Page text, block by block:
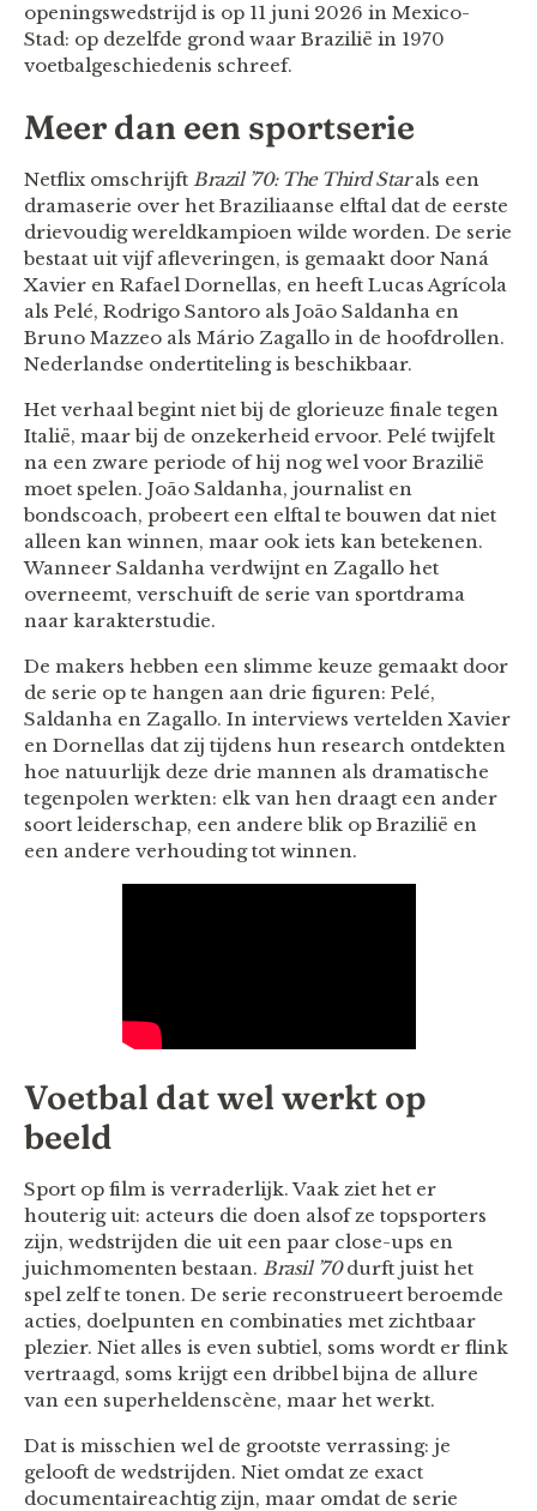
openingswedstrijd is op 11 juni 2026 in Mexico-
Stad: op dezelfde grond waar Brazilië in 1970
voetbalgeschiedenis schreef.
Meer dan een sportserie
Netflix omschrijft Brazil ’70: The Third Starals een
dramaserie over het Braziliaanse elftal dat de eerste
drievoudig wereldkampioen wilde worden. De serie
bestaat uit vijf afleveringen, is gemaakt door Naná
Xavier en Rafael Dornellas, en heeft Lucas Agrícola
als Pelé, Rodrigo Santoro als João Saldanha en
Bruno Mazzeo als Mário Zagallo in de hoofdrollen.
Nederlandse ondertiteling is beschikbaar.
Het verhaal begint niet bij de glorieuze finale tegen
Italië, maar bij de onzekerheid ervoor. Pelé twijfelt
na een zware periode of hij nog wel voor Brazilië
moet spelen. João Saldanha, journalist en
bondscoach, probeert een elftal te bouwen dat niet
alleen kan winnen, maar ook iets kan betekenen.
Wanneer Saldanha verdwijnt en Zagallo het
overneemt, verschuift de serie van sportdrama
naar karakterstudie.
De makers hebben een slimme keuze gemaakt door
de serie op te hangen aan drie figuren: Pelé,
Saldanha en Zagallo. In interviews vertelden Xavier
en Dornellas dat zij tijdens hun research ontdekten
hoe natuurlijk deze drie mannen als dramatische
tegenpolen werkten: elk van hen draagt een ander
soort leiderschap, een andere blik op Brazilië en
een andere verhouding tot winnen.
Voetbal dat wel werkt op
beeld
Sport op film is verraderlijk. Vaak ziet het er
houterig uit: acteurs die doen alsof ze topsporters
zijn, wedstrijden die uit een paar close-ups en
juichmomenten bestaan. Brasil ’70durft juist het
spel zelf te tonen. De serie reconstrueert beroemde
acties, doelpunten en combinaties met zichtbaar
plezier. Niet alles is even subtiel, soms wordt er flink
vertraagd, soms krijgt een dribbel bijna de allure
van een superheldenscène, maar het werkt.
Dat is misschien wel de grootste verrassing: je
gelooft de wedstrijden. Niet omdat ze exact
documentaireachtig zijn, maar omdat de serie